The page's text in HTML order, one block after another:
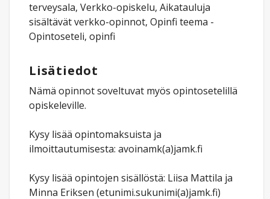
terveysala, Verkko-opiskelu, Aikatauluja
sisältävät verkko-opinnot, Opinfi teema -
Opintoseteli, opinfi
Lisätiedot
Nämä opinnot soveltuvat myös opintosetelillä
opiskeleville.
Kysy lisää opintomaksuista ja
ilmoittautumisesta: avoinamk(a)jamk.fi
Kysy lisää opintojen sisällöstä: Liisa Mattila ja
Minna Eriksen (etunimi.sukunimi(a)jamk.fi)